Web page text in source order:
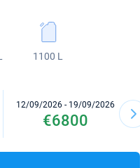
1100 L
12/09/2026 - 19/09/2026
€6800